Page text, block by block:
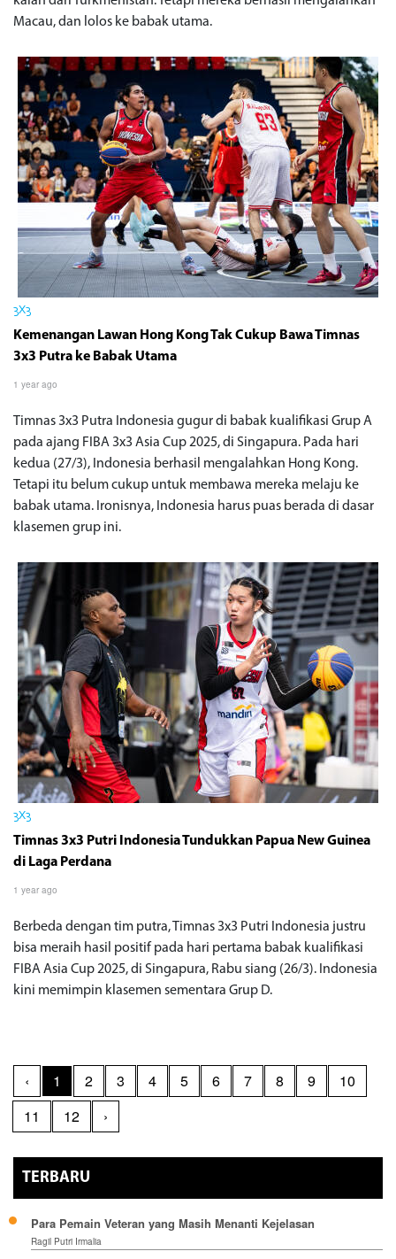
Macau, dan lolos ke babak utama.
3X3
Kemenangan Lawan Hong Kong Tak Cukup Bawa Timnas
3x3 Putra ke Babak Utama
1 year ago
Timnas 3x3 Putra Indonesia gugur di babak kualifikasi Grup A
pada ajang FIBA 3x3 Asia Cup 2025, di Singapura. Pada hari
kedua (27/3), Indonesia berhasil mengalahkan Hong Kong.
Tetapi itu belum cukup untuk membawa mereka melaju ke
babak utama. Ironisnya, Indonesia harus puas berada di dasar
klasemen grup ini.
3X3
Timnas 3x3 Putri Indonesia Tundukkan Papua New Guinea
di Laga Perdana
1 year ago
Berbeda dengan tim putra, Timnas 3x3 Putri Indonesia justru
bisa meraih hasil positif pada hari pertama babak kualifikasi
FIBA Asia Cup 2025, di Singapura, Rabu siang (26/3). Indonesia
kini memimpin klasemen sementara Grup D.
‹ 1 2 3 4 5 6 7 8 9
10
11
12 ›
TERBARU
Para Pemain Veteran yang Masih Menanti Kejelasan
Ragil Putri Irmalia